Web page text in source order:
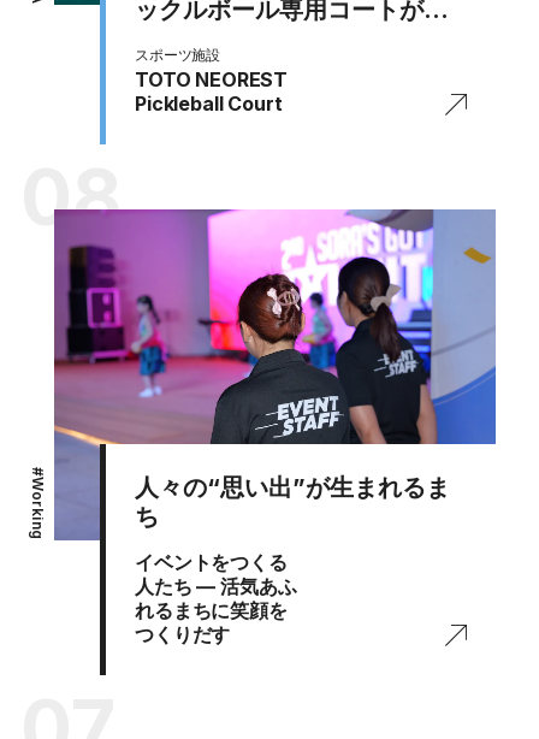
ックルボール専用コートが誕
スポーツ施設
TOTO NEOREST
Pickleball Court
08
#
Working
人々の“思い出”が生まれるま
ち
イベントをつくる
人たち ― 活気あふ
れるまちに笑顔を
つくりだす